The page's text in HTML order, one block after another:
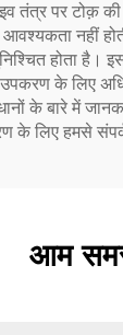
तंत्र पर टोक़
नहीं
होता है।
उपकरण के लिए
के बारे में
के लिए हमसे
आम